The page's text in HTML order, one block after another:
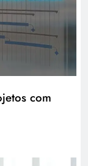
com